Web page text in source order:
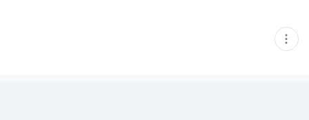
현
재